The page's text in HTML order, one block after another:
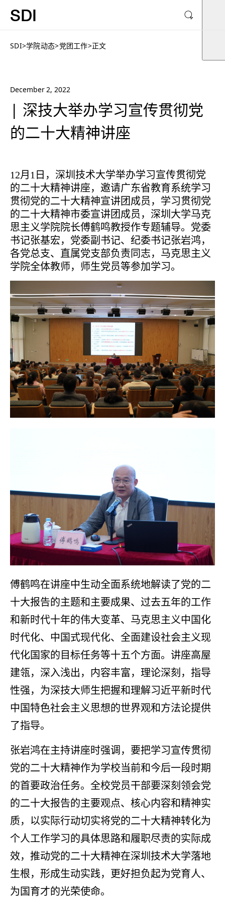
SDI
SDI>学院动态>党团工作>正文
December 2, 2022
| 深技大举办学习宣传贯彻党
的二十大精神讲座
12月1日，深圳技术大学举办学习宣传贯彻党
的二十大精神讲座，邀请广东省教育系统学习
贯彻党的二十大精神宣讲团成员，学习贯彻党
的二十大精神市委宣讲团成员，深圳大学马克
思主义学院院长傅鹤鸣教授作专题辅导。党委
书记张基宏，党委副书记、纪委书记张岩鸿，
各党总支、直属党支部负责同志，马克思主义
学院全体教师，师生党员等参加学习。
傅鹤鸣在讲座中生动全面系统地解读了党的二
十大报告的主题和主要成果、过去五年的工作
和新时代十年的伟大变革、马克思主义中国化
时代化、中国式现代化、全面建设社会主义现
代化国家的目标任务等十五个方面。讲座高屋
建瓴，深入浅出，内容丰富，理论深刻，指导
性强，为深技大师生把握和理解习近平新时代
中国特色社会主义思想的世界观和方法论提供
了指导。
张岩鸿在主持讲座时强调，要把学习宣传贯彻
党的二十大精神作为学校当前和今后一段时期
的首要政治任务。全校党员干部要深刻领会党
的二十大报告的主要观点、核心内容和精神实
质，以实际行动切实将党的二十大精神转化为
个人工作学习的具体思路和履职尽责的实际成
效，推动党的二十大精神在深圳技术大学落地
生根，形成生动实践，更好担负起为党育人、
为国育才的光荣使命。